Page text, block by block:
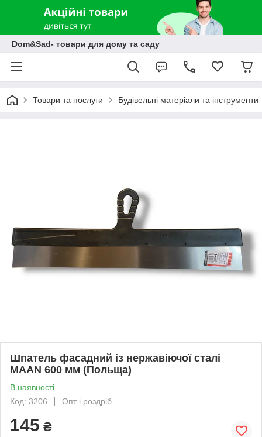
Dom&Sad- товари для дому та саду
Товари та послуги Будівельні матеріали та інструменти
Шпатель фасадний із нержавіючої сталі
MAAN 600 мм (Польща)
В наявності
Код: 3206
Опт і роздріб
145 ₴